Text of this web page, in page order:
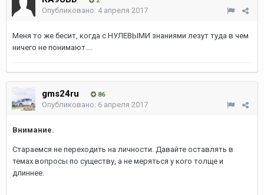
Опубликовано: 4 апреля 2017
Меня то же бесит, когда с НУЛЕВЫМИ знаниями лезут туда в чем
ничего не понимают....
gms24ru 86
Опубликовано: 6 апреля 2017
Внимание.
Стараемся не переходить на личности. Давайте оставлять в
темах вопросы по существу, а не меряться у кого толще и
длиннее.